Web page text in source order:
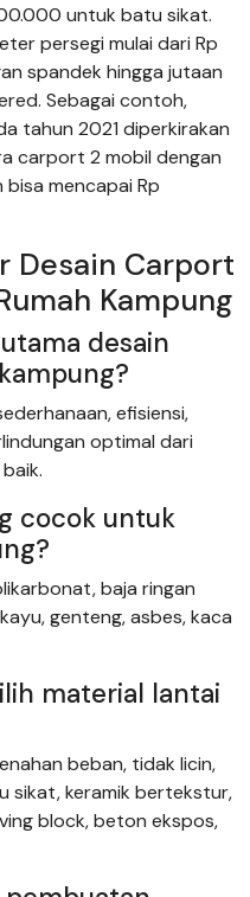
untuk batu sikat.
persegi mulai dari Rp
spandek hingga jutaan
Sebagai contoh,
tahun 2021 diperkirakan
carport 2 mobil dengan
mencapai Rp
Desain Carport
Kampung
desain
efisiensi,
optimal dari
cocok untuk
baja ringan
genteng, asbes, kaca
material lantai
beban, tidak licin,
sikat, keramik bertekstur,
block, beton ekspos,